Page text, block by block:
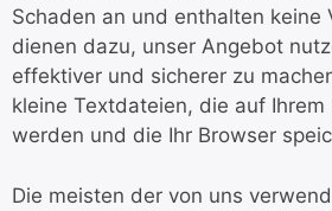
Schaden an und enthalten keine
dienen dazu, unser Angebot
effektiver und sicherer zu
kleine Textdateien, die auf Ihrem
werden und die Ihr Browser
Die meisten der von uns